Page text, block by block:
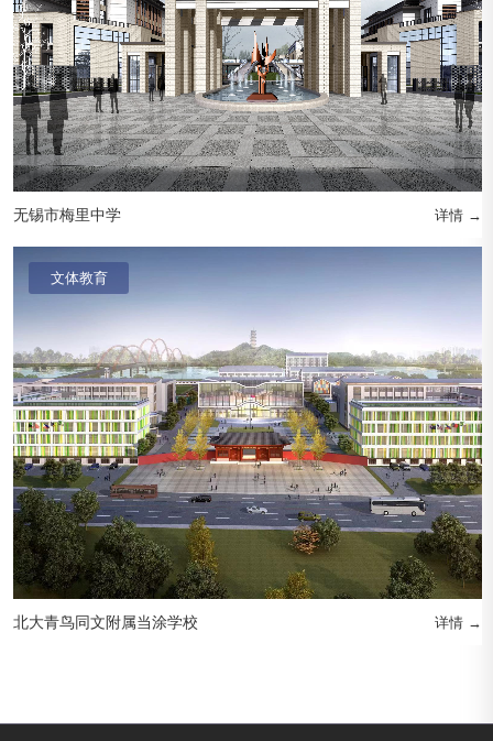
详情 →
无锡市梅里中学
文体教育
详情 →
北大青鸟同文附属当涂学校